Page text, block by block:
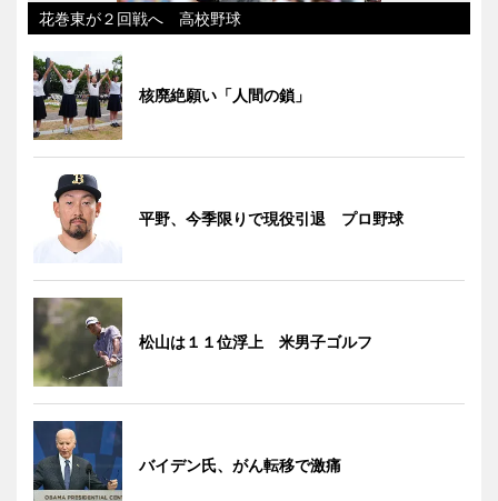
花巻東が２回戦へ 高校野球
核廃絶願い「人間の鎖」
平野、今季限りで現役引退 プロ野球
松山は１１位浮上 米男子ゴルフ
バイデン氏、がん転移で激痛